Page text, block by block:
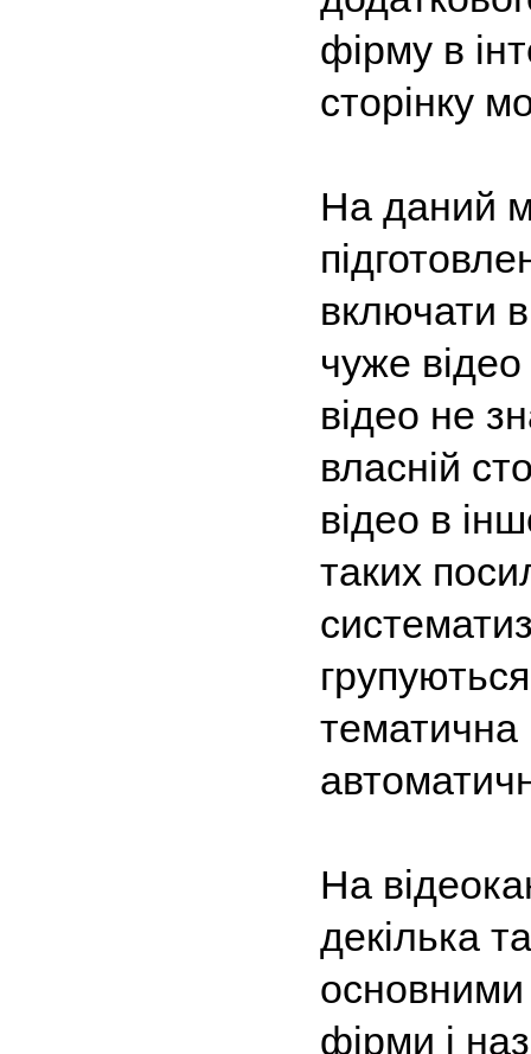
фірму в
сторінку
На даний
включати в
чуже
відео не
власній
відео в
таких
тематична
На
декілька
основними
фірми і